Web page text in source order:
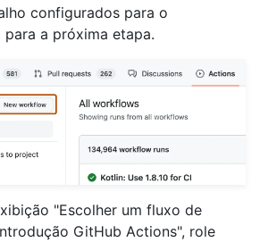
configurados para o
a próxima etapa.
"Escolher um fluxo de
GitHub Actions", role